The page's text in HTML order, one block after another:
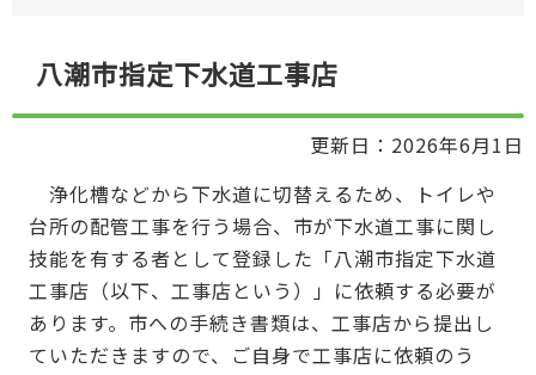
こ
八潮市指定下水道工事店
更新日：2026年6月1日
浄化槽などから下水道に切替えるため、トイレや
台所の配管工事を行う場合、市が下水道工事に関し
技能を有する者として登録した「八潮市指定下水道
工事店（以下、工事店という）」に依頼する必要が
あります。市への手続き書類は、工事店から提出し
ていただきますので、ご自身で工事店に依頼のう